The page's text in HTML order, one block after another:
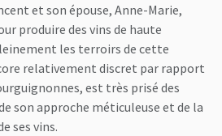
et son épouse, Anne-Marie,
produire des vins de haute
les terroirs de cette
relativement discret par rapport
est très prisé des
son approche méticuleuse et de la
ses vins.